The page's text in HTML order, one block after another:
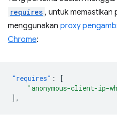
requires , untuk memastikan
menggunakan proxy
Chrome:
"requires" :
[
"anonymous-client-ip-
],